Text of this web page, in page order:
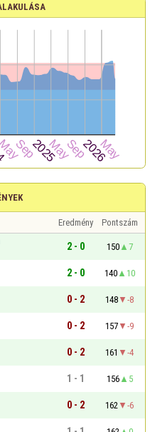
Eredmény
Pontszám
2 - 0 150
7
2 - 0 140
10
0 - 2 148
-8
0 - 2 157
-9
0 - 2 161
-4
1 - 1 156
5
0 - 2 162
-6